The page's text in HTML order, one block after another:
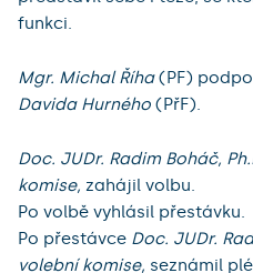
funkci.
Mgr. Michal Říha(PF)
Davida Hurného (PřF).
Doc. JUDr. Radim Boháč,
komise, zahájil volbu.
Po volbě vyhlásil přestávku.
Po přestávce Doc. JUDr.
volební komise, seznámil